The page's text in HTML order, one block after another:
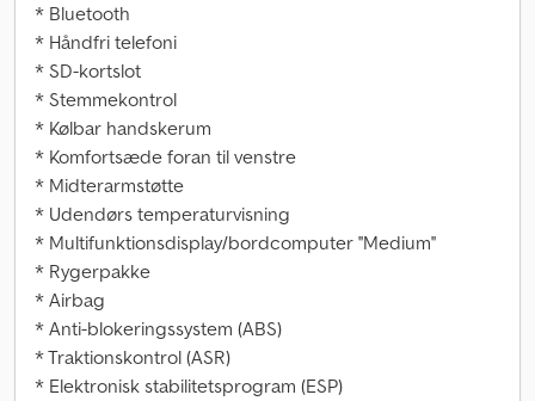
* Bluetooth
* Håndfri telefoni
* SD-kortslot
* Stemmekontrol
* Kølbar handskerum
* Komfortsæde foran til venstre
* Midterarmstøtte
* Udendørs temperaturvisning
* Multifunktionsdisplay/bordcomputer ''Medium''
* Rygerpakke
* Airbag
* Anti-blokeringssystem (ABS)
* Traktionskontrol (ASR)
* Elektronisk stabilitetsprogram (ESP)